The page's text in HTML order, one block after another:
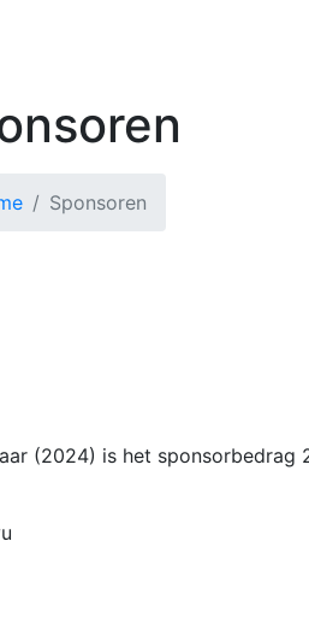
Sponsoren
(2024) is het